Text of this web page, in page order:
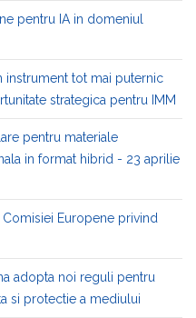
pentru IA in domeniul
instrument tot mai puternic
strategica pentru IMM
pentru materiale
in format hibrid - 23 aprilie
Europene privind
adopta noi reguli pentru
si protectie a mediului